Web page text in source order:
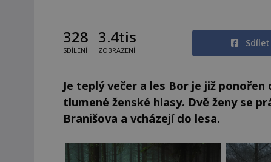
328
SDÍLENÍ
3.4tis
ZOBRAZENÍ
Je teplý večer a les Bor je již
tlumené ženské hlasy. Dvě ženy se
Branišova a vcházejí do lesa.